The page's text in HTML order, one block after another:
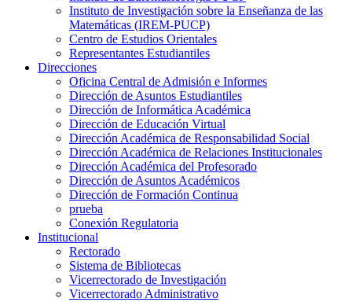
Instituto de Investigación sobre la Enseñanza de las
Matemáticas (IREM-PUCP)
Centro de Estudios Orientales
Representantes Estudiantiles
Direcciones
Oficina Central de Admisión e Informes
Dirección de Asuntos Estudiantiles
Dirección de Informática Académica
Dirección de Educación Virtual
Dirección Académica de Responsabilidad Social
Dirección Académica de Relaciones Institucionales
Dirección Académica del Profesorado
Dirección de Asuntos Académicos
Dirección de Formación Continua
prueba
Conexión Regulatoria
Institucional
Rectorado
Sistema de Bibliotecas
Vicerrectorado de Investigación
Vicerrectorado Administrativo